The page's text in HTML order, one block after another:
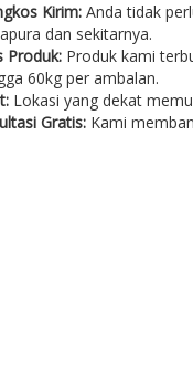
Kirim:Anda tidak
dan sekitarnya.
Produk:Produk kami
60kg per ambalan.
Lokasi yang dekat
Gratis:Kami